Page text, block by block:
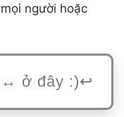
người hoặc